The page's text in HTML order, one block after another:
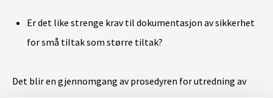
Er det like strenge krav til dokumentasjon av sikkerhet
for små tiltak som større tiltak?
Det blir en gjennomgang av prosedyren for utredning av